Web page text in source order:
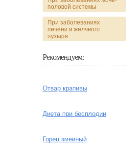
половой системы
При заболеваниях
печени и желчного
пузыря
Рекомендуем:
Отвар крапивы
Диета при бесплодии
Горец змеиный